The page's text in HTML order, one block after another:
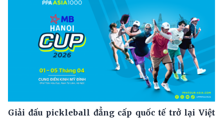
Giải đấu pickleball đẳng cấp quốc tế trở lại Việt